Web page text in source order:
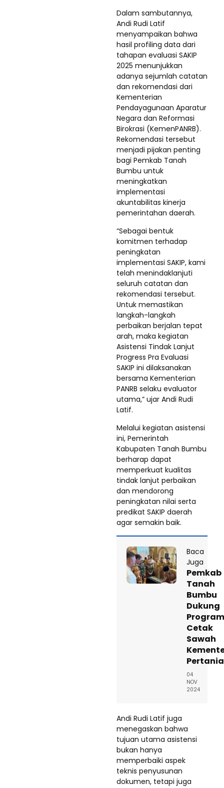
Dalam sambutannya,
Andi Rudi Latif
menyampaikan bahwa
hasil profiling data dari
tahapan evaluasi SAKIP
2025 menunjukkan
adanya sejumlah catatan
dan rekomendasi dari
Kementerian
Pendayagunaan Aparatur
Negara dan Reformasi
Birokrasi (KemenPANRB).
Rekomendasi tersebut
menjadi pijakan penting
bagi Pemkab Tanah
Bumbu untuk
meningkatkan
implementasi
akuntabilitas kinerja
pemerintahan daerah.
“Sebagai bentuk
komitmen terhadap
peningkatan
implementasi SAKIP, kami
telah menindaklanjuti
seluruh catatan dan
rekomendasi tersebut.
Untuk memastikan
langkah-langkah
perbaikan berjalan tepat
arah, maka kegiatan
Asistensi Tindak Lanjut
Progress Pra Evaluasi
SAKIP ini dilaksanakan
bersama Kementerian
PANRB selaku evaluator
utama,” ujar Andi Rudi
Latif.
Melalui kegiatan asistensi
ini, Pemerintah
Kabupaten Tanah Bumbu
berharap dapat
memperkuat kualitas
tindak lanjut perbaikan
dan mendorong
peningkatan nilai serta
predikat SAKIP daerah
agar semakin baik.
Baca
Juga
Pemkab
Tanah
Bumbu
Dukung
Program
Cetak
Sawah
04
NOV
2024
Andi Rudi Latif juga
menegaskan bahwa
tujuan utama asistensi
bukan hanya
memperbaiki aspek
teknis penyusunan
dokumen, tetapi juga